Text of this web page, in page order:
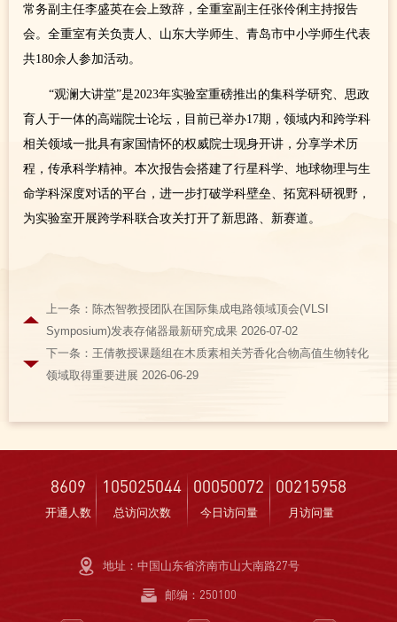
常务副主任李盛英在会上致辞，全重室副主任张伶俐主持报告
会。全重室有关负责人、山东大学师生、青岛市中小学师生代表
共180余人参加活动。
“观澜大讲堂”是2023年实验室重磅推出的集科学研究、思政
育人于一体的高端院士论坛，目前已举办17期，领域内和跨学科
相关领域一批具有家国情怀的权威院士现身开讲，分享学术历
程，传承科学精神。本次报告会搭建了行星科学、地球物理与生
命学科深度对话的平台，进一步打破学科壁垒、拓宽科研视野，
为实验室开展跨学科联合攻关打开了新思路、新赛道。
上一条：陈杰智教授团队在国际集成电路领域顶会(VLSI
Symposium)发表存储器最新研究成果 2026-07-02
下一条：王倩教授课题组在木质素相关芳香化合物高值生物转化
领域取得重要进展 2026-06-29
8609
开通人数
105025044
总访问次数
00050072
今日访问量
00215958
月访问量
地址：中国山东省济南市山大南路27号
邮编：250100